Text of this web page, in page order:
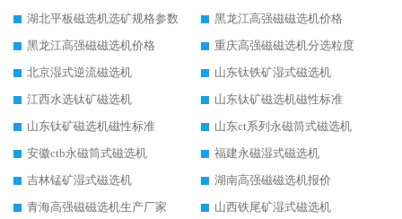
湖北平板磁选机选矿规格参数
黑龙江高强磁磁选机价格
黑龙江高强磁磁选机价格
重庆高强磁磁选机分选粒度
北京湿式逆流磁选机
山东钛铁矿湿式磁选机
江西水选钛矿磁选机
山东钛矿磁选机磁性标准
山东钛矿磁选机磁性标准
山东ct系列永磁筒式磁选机
安徽ctb永磁筒式磁选机
福建永磁湿式磁选机
吉林锰矿湿式磁选机
湖南高强磁磁选机报价
青海高强磁磁选机生产厂家
山西铁尾矿湿式磁选机